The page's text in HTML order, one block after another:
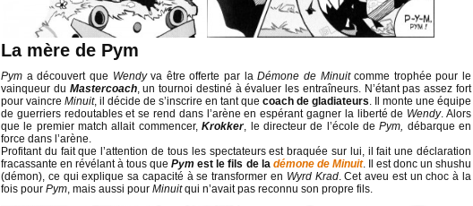
La mère de Pym
Pym a découvert que Wendyva être offerte par laDémone de Minuitcomme trophée pour le
vainqueur du Mastercoach, un tournoi destiné à évaluer les entraîneurs. N’étant pas assez fort
pour vaincre Minuit, il décide de s’inscrire en tant que coach de gladiateurs. Il monte une équipe
de guerriers redoutables et se rend dans l’arène en espérant gagner la liberté de Wendy. Alors
que le premier match allait commencer,Krokker, le directeur de l’école dePym, débarque en
force dans l’arène.
Profitant du fait que l’attention de tous les spectateurs est braquée sur lui, il fait une déclaration
fracassante en révélant à tous quePym est le fils de la démone de Minuit. Il est donc un shushu
(démon), ce qui explique sa capacité à se transformer en Wyrd Krad. Cet aveu est un choc à la
fois pour Pym, mais aussi pour Minuitqui n’avait pas reconnu son propre fils.